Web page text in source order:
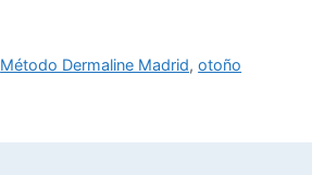
Método Dermaline Madrid,otoño